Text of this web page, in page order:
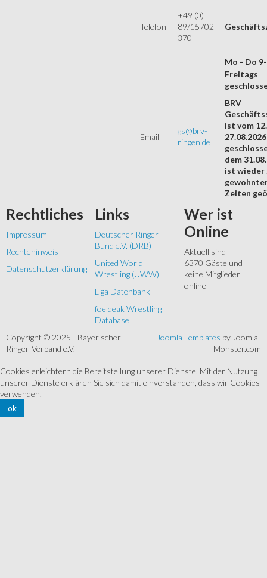
Telefon
+49 (0)
89/15702-
370
Mo - Do
Email
gs@brv-
ringen.de
Freitags
BRV
ist vom
27.08.2026
dem
ist wieder
Zeiten
Rechtliches
Impressum
Rechtehinweis
Datenschutzerklärung
Links
Deutscher Ringer-
Bund e.V. (DRB)
United World
Wrestling (UWW)
Liga Datenbank
foeldeak Wrestling
Database
Wer ist
Online
Aktuell sind
6370 Gäste und
keine Mitglieder
online
Copyright © 2025 - Bayerischer
Ringer-Verband e.V.
Joomla Templates by Joomla-
Monster.com
Cookies erleichtern die Bereitstellung unserer Dienste. Mit der Nutzung
unserer Dienste erklären Sie sich damit einverstanden, dass wir Cookies
verwenden.
ok